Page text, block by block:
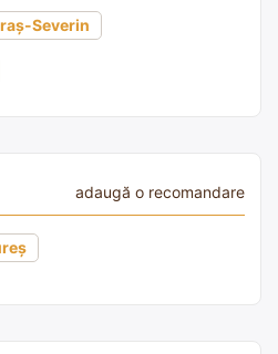
Severin
adaugă o recomandare